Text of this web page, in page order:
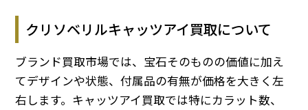
クリソベリルキャッツアイ買取について
ブランド買取市場では、宝石そのものの価値に加え
てデザインや状態、付属品の有無が価格を大きく左
右します。キャッツアイ買取では特にカラット数、